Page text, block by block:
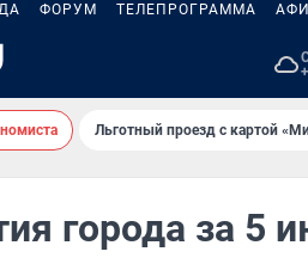
ФОРУМ ТЕЛЕПРОГРАММА
Льготный проезд с картой
города за 5